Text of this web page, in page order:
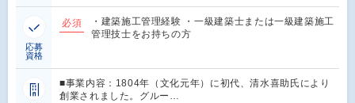
応募
資格
必須
・建築施工管理経験 ・一級建築士または一級建築施工
管理技士をお持ちの方
■事業内容：1804年（文化元年）に初代、清水喜助氏により
創業されました。グルー…